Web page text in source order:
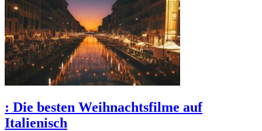
: Die besten Weihnachtsfilme auf
Italienisch